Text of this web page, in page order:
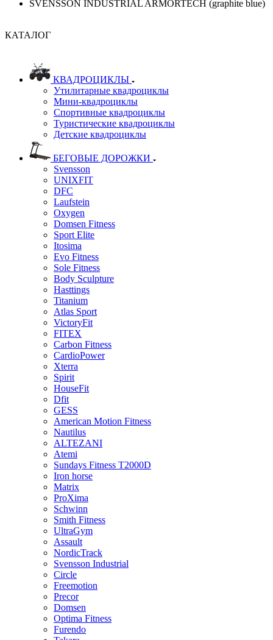
SVENSSON INDUSTRIAL ARMORTECH (graphite blue)
КАТАЛОГ
КВАДРОЦИКЛЫ
Утилитарные квадроциклы
Мини-квадроциклы
Спортивные квадроциклы
Туристические квадроциклы
Детские квадроциклы
БЕГОВЫЕ ДОРОЖКИ
Svensson
UNIXFIT
DFC
Laufstein
Oxygen
Domsen Fitness
Sport Elite
Itosima
Evo Fitness
Sole Fitness
Body Sculpture
Hasttings
Titanium
Atlas Sport
VictoryFit
FITEX
Carbon Fitness
CardioPower
Xterra
Spirit
HouseFit
Dfit
GESS
American Motion Fitness
Nautilus
ALTEZANI
Atemi
Sundays Fitness T2000D
Iron horse
Matrix
ProXima
Schwinn
Smith Fitness
UltraGym
Assault
NordicTrack
Svensson Industrial
Circle
Freemotion
Precor
Domsen
Optima Fitness
Furendo